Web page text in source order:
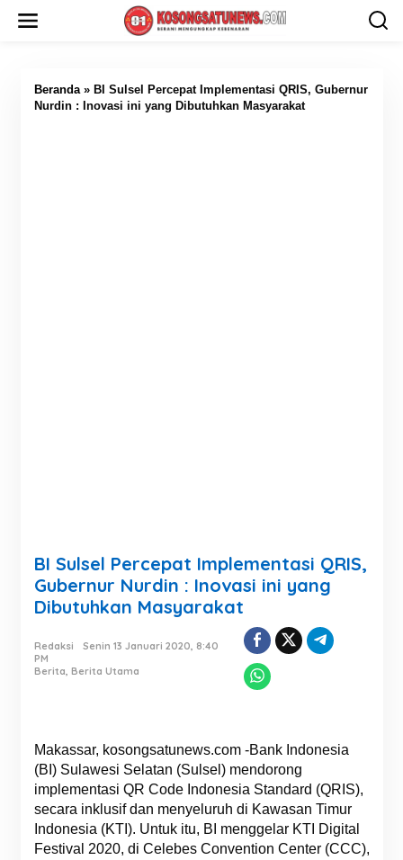
Beranda» BI Sulsel Percepat Implementasi QRIS, Gubernur
Nurdin : Inovasi ini yang Dibutuhkan Masyarakat
BI Sulsel Percepat Implementasi QRIS,
Gubernur Nurdin : Inovasi ini yang
Dibutuhkan Masyarakat
Redaksi
Senin 13 Januari 2020, 8:40
PM
Berita, Berita Utama
Makassar, kosongsatunews.com -Bank Indonesia
(BI) Sulawesi Selatan (Sulsel) mendorong
implementasi QR Code Indonesia Standard (QRIS),
secara inklusif dan menyeluruh di Kawasan Timur
Indonesia (KTI). Untuk itu, BI menggelar KTI Digital
Festival 2020, di Celebes Convention Center (CCC),